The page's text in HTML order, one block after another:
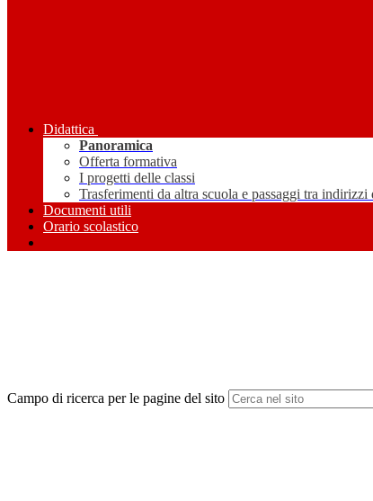
Didattica
Panoramica
Offerta formativa
I progetti delle classi
Trasferimenti da altra scuola e passaggi tra indirizzi
Documenti utili
Orario scolastico
Campo di ricerca per le pagine del sito